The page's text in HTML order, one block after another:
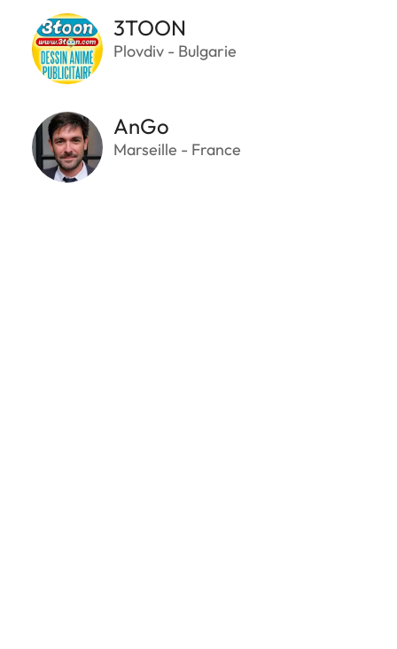
3TOON
Plovdiv - Bulgarie
AnGo
Marseille - France